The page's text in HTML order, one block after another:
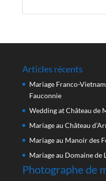
Articles récents
Mariage Franco-
Fauconnie
Wedding at Château de
Mariage au Château
Mariage au Manoir des
Mariage au Domaine de
Photographe de